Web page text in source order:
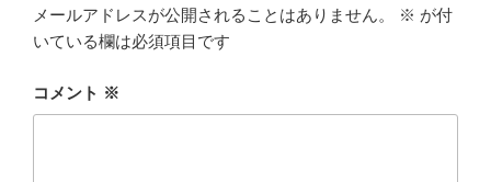
メールアドレスが公開されることはありません。 ※ が付
いている欄は必須項目です
コメント ※